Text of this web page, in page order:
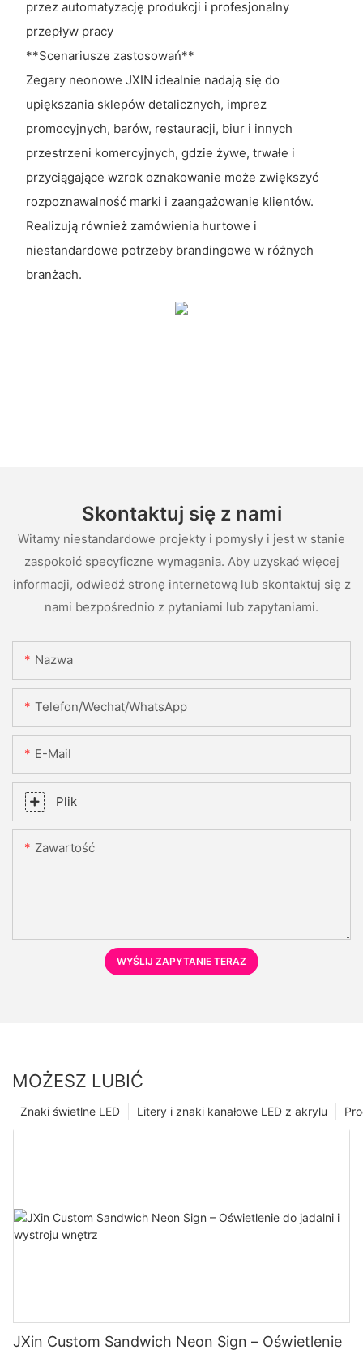
przez automatyzację produkcji i profesjonalny
przepływ pracy
**Scenariusze zastosowań**
Zegary neonowe JXIN idealnie nadają się do
upiększania sklepów detalicznych, imprez
promocyjnych, barów, restauracji, biur i innych
przestrzeni komercyjnych, gdzie żywe, trwałe i
przyciągające wzrok oznakowanie może zwiększyć
rozpoznawalność marki i zaangażowanie klientów.
Realizują również zamówienia hurtowe i
niestandardowe potrzeby brandingowe w różnych
branżach.
Skontaktuj się z nami
Witamy niestandardowe projekty i pomysły i jest w stanie
zaspokoić specyficzne wymagania. Aby uzyskać więcej
informacji, odwiedź stronę internetową lub skontaktuj się z
nami bezpośrednio z pytaniami lub zapytaniami.
Nazwa
Telefon/Wechat/WhatsApp
E-Mail
Plik
Zawartość
WYŚLIJ ZAPYTANIE TERAZ
MOŻESZ LUBIĆ
Litery i znaki kanałowe LED z akrylu
Znaki świetlne LED
JXin Custom Sandwich Neon Sign – Oświetlenie